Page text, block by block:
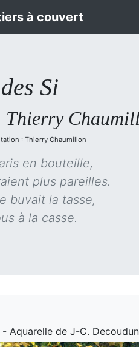
à couvert
Si
Thierry
: Thierry Chaumillon
en bouteille,
plus pareilles.
buvait la tasse,
à la casse.
Aquarelle de J-C. Decoudun